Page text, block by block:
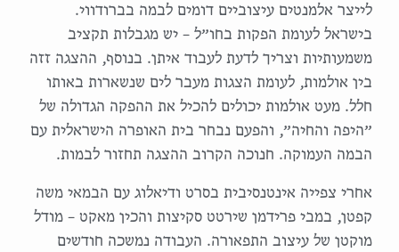
לייצר אלמנטים עיצוביים דומים לבמה בברודווי.
בישראל לעומת הפקות בחו״ל – יש מגבלות תקציב
משמעותיות וצריך לדעת לעבוד איתן. בנוסף, ההצגה זזה
בין אולמות, לעומת הצגות מעבר לים שנשארות באותו
חלל. מעט אולמות יכולים להכיל את ההפקה הגדולה של
״היפה והחיה״, והפעם נבחר בית האופרה הישראלית עם
הבמה העמוקה. חנוכה הקרוב ההצגה תחזור לבמות.
אחרי צפייה אינטנסיבית בסרט ודיאלוג עם הבמאי משה
קפטן, במבי פרידמן שירטט סקיצות והכין מאקט – מודל
מוקטן של עיצוב התפאורה. העבודה נמשכה חודשים